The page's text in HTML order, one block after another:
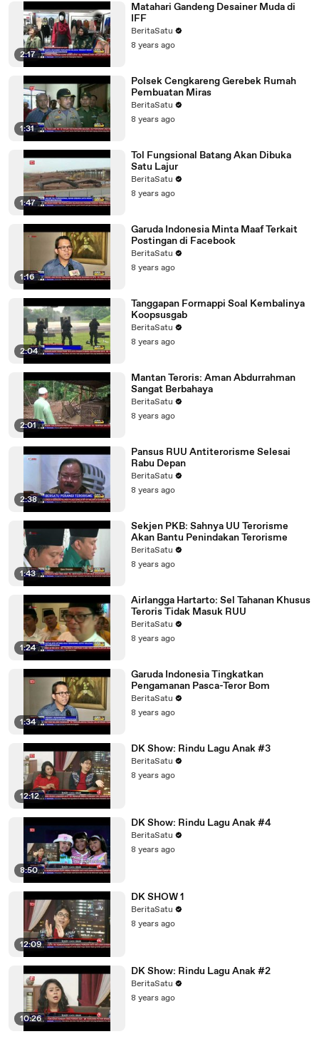
2:17
Matahari Gandeng Desainer Muda di
IFF
BeritaSatu
8 years ago
1:31
Polsek Cengkareng Gerebek Rumah
Pembuatan Miras
BeritaSatu
8 years ago
1:47
Tol Fungsional Batang Akan Dibuka
Satu Lajur
BeritaSatu
8 years ago
1:16
Garuda Indonesia Minta Maaf Terkait
Postingan di Facebook
BeritaSatu
8 years ago
2:04
Tanggapan Formappi Soal Kembalinya
Koopsusgab
BeritaSatu
8 years ago
2:01
Mantan Teroris: Aman Abdurrahman
Sangat Berbahaya
BeritaSatu
8 years ago
2:38
Pansus RUU Antiterorisme Selesai
Rabu Depan
BeritaSatu
8 years ago
1:43
Sekjen PKB: Sahnya UU Terorisme
Akan Bantu Penindakan Terorisme
BeritaSatu
8 years ago
1:24
Airlangga Hartarto: Sel Tahanan Khusus
Teroris Tidak Masuk RUU
BeritaSatu
8 years ago
1:34
Garuda Indonesia Tingkatkan
Pengamanan Pasca-Teror Bom
BeritaSatu
8 years ago
12:12
DK Show: Rindu Lagu Anak #3
BeritaSatu
8 years ago
8:50
DK Show: Rindu Lagu Anak #4
BeritaSatu
8 years ago
12:09
DK SHOW 1
BeritaSatu
8 years ago
10:26
DK Show: Rindu Lagu Anak #2
BeritaSatu
8 years ago